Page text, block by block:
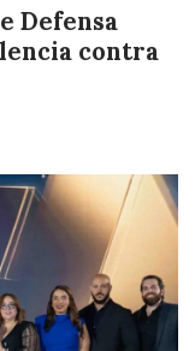
Defensa
contra